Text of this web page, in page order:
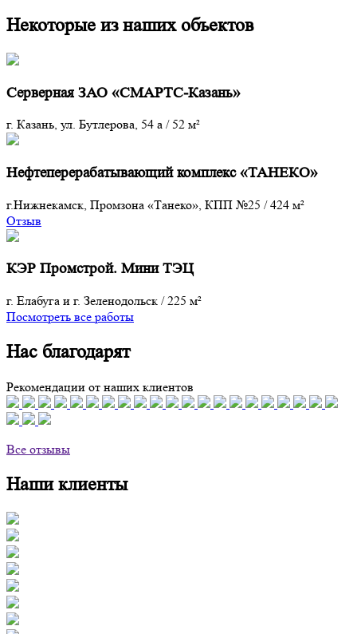
Некоторые из наших объектов
Серверная ЗАО «СМАРТС-Казань»
г. Казань, ул. Бутлерова, 54 а /52 м²
Нефтеперерабатывающий комплекс «ТАНЕКО»
г.Нижнекамск, Промзона «Танеко», КПП №25 /424 м²
Отзыв
КЭР Промстрой. Мини ТЭЦ
г. Елабуга и г. Зеленодольск /225 м²
Посмотреть все работы
Нас благодарят
Рекомендации от наших клиентов
Все отзывы
Наши клиенты